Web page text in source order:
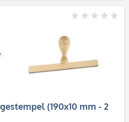
(190x10 mm - 2